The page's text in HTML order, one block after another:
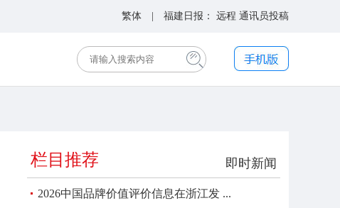
繁体 | 福建日报： 远程 通讯员投稿
即时新闻
栏目推荐
2026中国品牌价值评价信息在浙江发 ...